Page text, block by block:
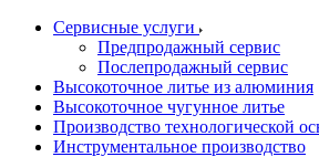
Сервисные услуги
Предпродажный сервис
Послепродажный сервис
Высокоточное литье из алюминия
Высокоточное чугунное литье
Производство технологической
Инструментальное производство